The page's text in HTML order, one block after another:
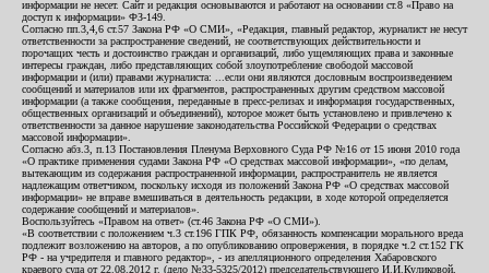
информации не несет. Сайт и редакция основываются и работают на основании ст.8 «Право на
доступ к информации» ФЗ-149.
Согласно пп.3,4,6 ст.57 Закона РФ «О СМИ», «Редакция, главный редактор, журналист не несут
ответственности за распространение сведений, не соответствующих действительности и
порочащих честь и достоинство граждан и организаций, либо ущемляющих права и законные
интересы граждан, либо представляющих собой злоупотребление свободой массовой
информации и (или) правами журналиста: ...если они являются дословным воспроизведением
сообщений и материалов или их фрагментов, распространенных другим средством массовой
информации (а также сообщения, переданные в пресс-релизах и информация государственных,
общественных организаций и объединений), которое может быть установлено и привлечено к
ответственности за данное нарушение законодательства Российской Федерации о средствах
массовой информации».
Согласно абз.3, п.13 Постановления Пленума Верховного Суда РФ №16 от 15 июня 2010 года
«О практике применения судами Закона РФ «О средствах массовой информации», «по делам,
вытекающим из содержания распространенной информации, распространитель не является
надлежащим ответчиком, поскольку исходя из положений Закона РФ «О средствах массовой
информации» не вправе вмешиваться в деятельность редакции, в ходе которой определяется
содержание сообщений и материалов».
Воспользуйтесь «Правом на ответ» (ст.46 Закона РФ «О СМИ»).
«В соответствии с положением ч.3 ст.196 ГПК РФ, обязанность компенсации морального вреда
подлежит возложению на авторов, а по опубликованию опровержения, в порядке ч.2 ст.152 ГК
РФ - на учредителя и главного редактор», - из апелляционного определения Хабаровского
краевого суда от 22.08.2012 г. (дело №33-5325/2012) председательствующего И.И.Куликовой,